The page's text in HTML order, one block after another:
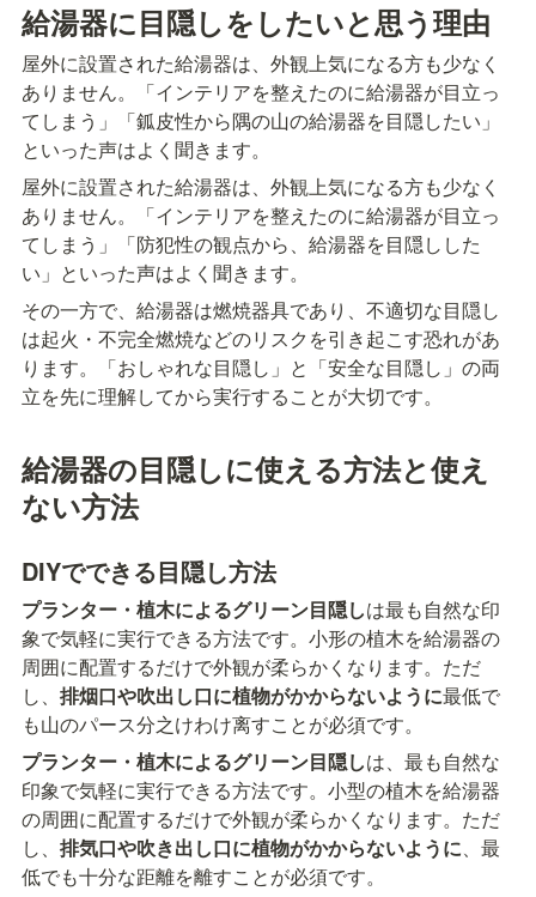
給湯器に目隠しをしたいと思う理由
屋外に設置された給湯器は、外観上気になる方も少なく
ありません。「インテリアを整えたのに給湯器が目立っ
てしまう」「鈲皮性から隅の山の給湯器を目隠したい」
といった声はよく聞きます。
屋外に設置された給湯器は、外観上気になる方も少なく
ありません。「インテリアを整えたのに給湯器が目立っ
てしまう」「防犯性の観点から、給湯器を目隠しした
い」といった声はよく聞きます。
その一方で、給湯器は燃焼器具であり、不適切な目隠し
は起火・不完全燃焼などのリスクを引き起こす恐れがあ
ります。「おしゃれな目隠し」と「安全な目隠し」の両
立を先に理解してから実行することが大切です。
給湯器の目隠しに使える方法と使え
ない方法
DIYでできる目隠し方法
プランター・植木によるグリーン目隠しは最も自然な印
象で気軽に実行できる方法です。小形の植木を給湯器の
周囲に配置するだけで外観が柔らかくなります。ただ
し、 排烟口や吹出し口に植物がかからないように最低で
も山のパース分之けわけ离すことが必須です。
プランター・植木によるグリーン目隠しは、最も自然な
印象で気軽に実行できる方法です。小型の植木を給湯器
の周囲に配置するだけで外観が柔らかくなります。ただ
し、 排気口や吹き出し口に植物がかからないように、最
低でも十分な距離を離すことが必須です。